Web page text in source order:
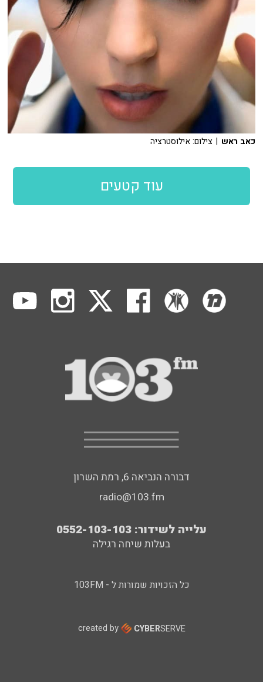
כאב ראש | צילום: אילוסטרציה
עוד קטעים
דבורה הנביאה 6, רמת השרון
radio@103.fm
עלייה לשידור: 0552-103-103
בעלות שיחה רגילה
כל הזכויות שמורות ל - 103FM
created by CYBERSERVE